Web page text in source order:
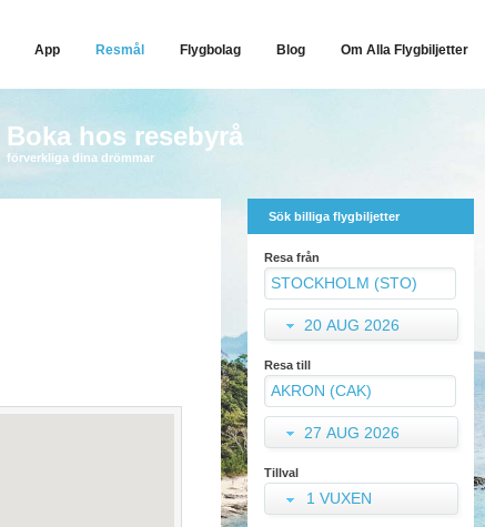
App Resmål Flygbolag Blog Om Alla Flygbiljetter
Boka hos resebyrå
förverkliga dina drömmar
Sök billiga flygbiljetter
Resa från
20 AUG 2026
Resa till
27 AUG 2026
Tillval
1 VUXEN